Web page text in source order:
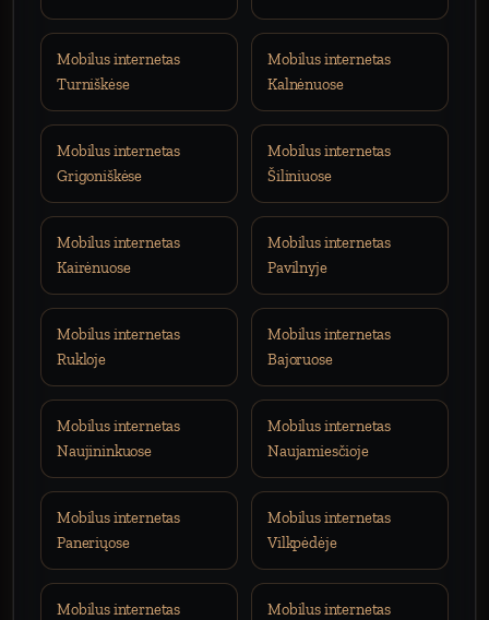
Mobilus internetas
Turniškėse
Mobilus internetas
Kalnėnuose
Mobilus internetas
Grigoniškėse
Mobilus internetas
Šiliniuose
Mobilus internetas
Kairėnuose
Mobilus internetas
Pavilnyje
Mobilus internetas
Rukloje
Mobilus internetas
Bajoruose
Mobilus internetas
Naujininkuose
Mobilus internetas
Naujamiesčioje
Mobilus internetas
Paneriųose
Mobilus internetas
Vilkpėdėje
Mobilus internetas
Mobilus internetas